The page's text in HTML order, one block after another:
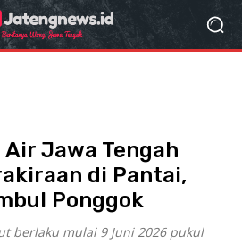
Air Jawa Tengah
di Pantai,
Ponggok
berlaku mulai 9 Juni 2026 pukul